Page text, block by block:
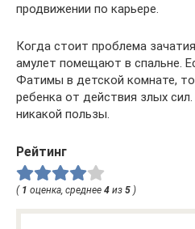
продвижении по карьере.
Когда стоит проблема
амулет помещают в спальне.
Фатимы в детской комнате,
ребенка от действия злых
никакой пользы.
Рейтинг
( 1 оценка, среднее 4 из 5 )